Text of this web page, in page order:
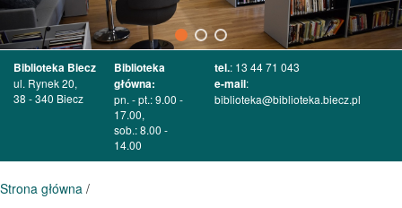
Biblioteka Biecz
ul. Rynek 20,
38 - 340 Biecz
Biblioteka
główna:
pn. - pt.: 9.00 -
17.00,
sob.: 8.00 -
14.00
tel.: 13 44 71 043
e-mail:
biblioteka@biblioteka.biecz.pl
Strona główna /